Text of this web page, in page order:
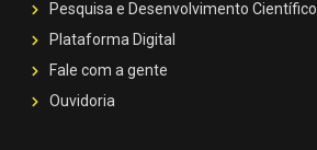
Pesquisa e Desenvolvimento Científico
Plataforma Digital
Fale com a gente
Ouvidoria